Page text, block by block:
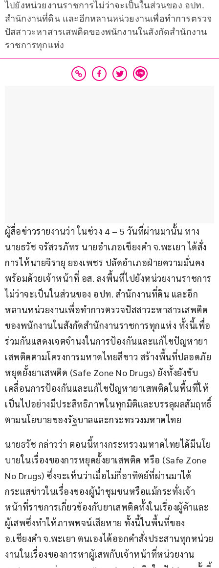
ไปยังหน่วยงานราชการไม่ว่าจะเป็นในส่วนของ อปท.
สำนักงานที่ดิน และอีกหลานหน่วยงานเพื่อทำการตรวจ
ปัสสาวะหาสารเสพติดของพนักงานในสังกัดสำนักงาน
ราชการทุกแห่ง
ผู้สื่อข่าวรายงานว่า ในช่วง 4 – 5 วันที่ผ่านมานั้น ทาง
นายธวัช จรัสวรภัทร นายอำเภอเชียงคำ จ.พะเยา ได้สั่ง
การให้นายจิรายุ ยองเพชร ปลัดอำเภอฝ่ายความมั่นคง
พร้อมด้วยเจ้าหน้าที่ อส. ลงพื้นที่ไปยังหน่วยงานราชการ
ไม่ว่าจะเป็นในส่วนของ อปท. สำนักงานที่ดิน และอีก
หลานหน่วยงานเพื่อทำการตรวจปัสสาวะหาสารเสพติด
ของพนักงานในสังกัดสำนักงานราชการทุกแห่ง ทั้งนี้เพื่อ
ร่วมกันแสดงเจตจำนงในการป้องกันและแก้ไขปัญหายา
เสพติดตามโครงการมหาดไทยสีขาว สร้างพื้นที่ปลอดภัย
หยุดยั้งยาเสพติด (Safe Zone No Drugs) ยังทั้งยังขับ
เคลื่อนการป้องกันและแก้ไขปัญหายาเสพติดในพื้นที่ให้
เป็นไปอย่างมีประสิทธิภาพในทุกมิติและบรรลุผลสัมฤทธิ์
ตามนโยบายของรัฐบาลและกระทรวงมหาดไทย
นายธวัช กล่าวว่า ตอนนี้ทางกระทรวงมหาดไทยได้มีนโย
บายในเรื่องของการหยุดยั้งยาเสพติด หรือ (Safe Zone
No Drugs) ซึ่งจะเห็นว่าเมื่อไม่กี่อาทิตย์ที่ผ่านมาได้
กระแสข่าวในเรื่องของผู้นำชุมชนหรือแม้กระทั่งเจ้า
หน้าที่ราชการเกี่ยวข้องกับยาเสพติดทั้งในเรื่องผู้ค้าและ
ผู้เสพซึ่งทำให้ภาพพจน์เสียหาย ทั้งนี้ในพื้นที่ของ
อ.เชียงคำ จ.พะเยา ตนเองได้ออกคำสั่งประสานทุกหน่วย
งานในเรื่องของการหาผู้เสพกับเจ้าหน้าที่หน่วยงาน